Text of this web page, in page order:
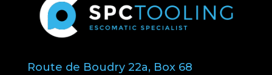
Route de Boudry 22a, Box 68